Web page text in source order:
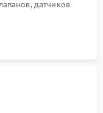
датчиков
степени износа
гидросистемы